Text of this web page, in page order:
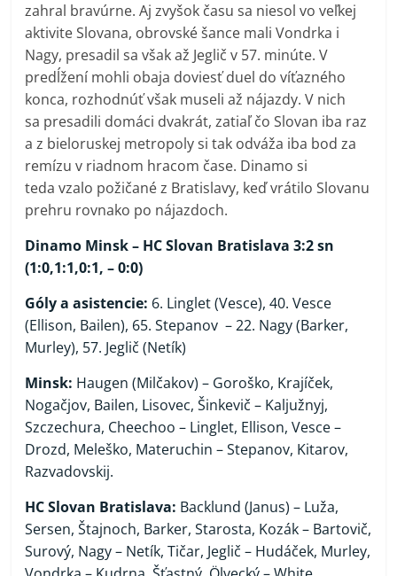
zahral bravúrne. Aj zvyšok času sa niesol vo veľkej
aktivite Slovana, obrovské šance mali Vondrka i
Nagy, presadil sa však až Jeglič v 57. minúte. V
predĺžení mohli obaja doviesť duel do víťazného
konca, rozhodnúť však museli až nájazdy. V nich
sa presadili domáci dvakrát, zatiaľ čo Slovan iba raz
a z bieloruskej metropoly si tak odváža iba bod za
remízu v riadnom hracom čase. Dinamo si
teda vzalo požičané z Bratislavy, keď vrátilo Slovanu
prehru rovnako po nájazdoch.
Dinamo Minsk – HC Slovan Bratislava 3:2 sn
(1:0,1:1,0:1, – 0:0)
Góly a asistencie: 6. Linglet (Vesce), 40. Vesce
(Ellison, Bailen), 65. Stepanov – 22. Nagy (Barker,
Murley), 57. Jeglič (Netík)
Minsk: Haugen (Milčakov) – Goroško, Krajíček,
Nogačjov, Bailen, Lisovec, Šinkevič – Kaljužnyj,
Szczechura, Cheechoo – Linglet, Ellison, Vesce –
Drozd, Meleško, Materuchin – Stepanov, Kitarov,
Razvadovskij.
HC Slovan Bratislava: Backlund (Janus) – Luža,
Sersen, Štajnoch, Barker, Starosta, Kozák – Bartovič,
Surový, Nagy – Netík, Tičar, Jeglič – Hudáček, Murley,